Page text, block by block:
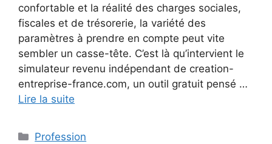
confortable et la réalité des charges sociales,
fiscales et de trésorerie, la variété des
paramètres à prendre en compte peut vite
sembler un casse-tête. C’est là qu’intervient le
simulateur revenu indépendant de creation-
entreprise-france.com, un outil gratuit pensé …
Lire la suite
Catégories
Profession